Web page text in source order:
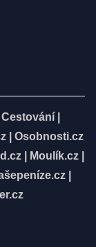
Cestování
Osobnosti.cz
| Moulík.cz|